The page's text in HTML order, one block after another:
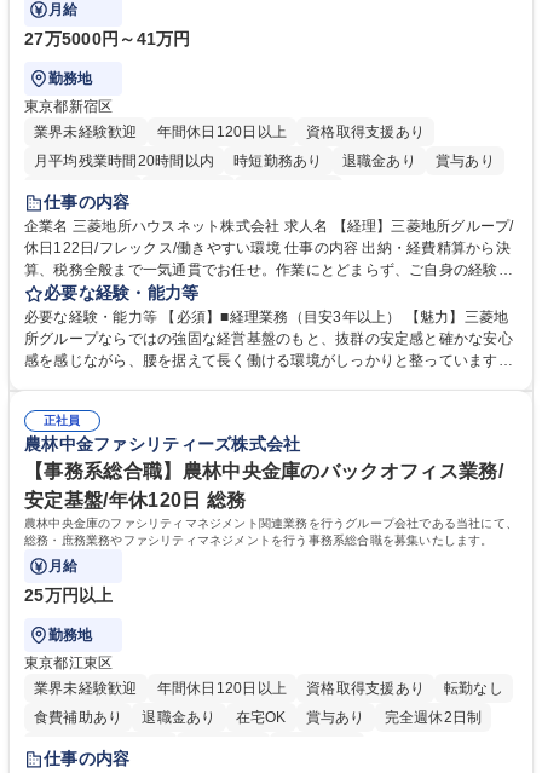
月給
27万5000円～41万円
勤務地
東京都新宿区
業界未経験歓迎
年間休日120日以上
資格取得支援あり
月平均残業時間20時間以内
時短勤務あり 退職金あり
賞与あり
完全週休2日制
仕事の内容
企業名 三菱地所ハウスネット株式会社 求人名 【経理】三菱地所グループ/
休日122日/フレックス/働きやすい環境 仕事の内容 出納・経費精算から決
算、税務全般まで一気通貫でお任せ。作業にとどまらず、ご自身の経験を
活かして主体的にバックオフィスを支えるポジションです。 経理業務全般
をお任せします。 ■出納業務（日々の入出金、経費精算業務） ■管理会
計・税務（月次実績資料作成、四半期決算、税務全般など） 募集職種
【経理】三菱地所グループ/休日122日/フレックス/働きやすい環境
必要な経験・能力等
必要な経験・能力等 【必須】■経理業務（目安3年以上） 【魅力】三菱地
所グループならではの強固な経営基盤のもと、抜群の安定感と確かな安心
感を感じながら、腰を据えて長く働ける環境がしっかりと整っています。
暇の取得はもちろん、日々のプライベートの時間も十分に確保できるよ
う、職場環境が整備されています。 「これまでの経理経験を活かしつつ、
仕事も私生活も両立させたい」という方におすすめです。 学歴・資格 学
歴：大学院 大学 高専 短大 専修学校 高校 語学力： 資格：日商簿記検定3
級
正社員
農林中金ファシリティーズ株式会社
【事務系総合職】農林中央金庫のバックオフィス業務/
安定基盤/年休120日 総務
農林中央金庫のファシリティマネジメント関連業務を行うグループ会社である当社にて、
総務・庶務業務やファシリティマネジメントを行う事務系総合職を募集いたします。
月給
25万円以上
勤務地
東京都江東区
業界未経験歓迎
年間休日120日以上 資格取得支援あり
転勤なし
食費補助あり
退職金あり 在宅OK 賞与あり
完全週休2日制
インセンティブあり
仕事の内容